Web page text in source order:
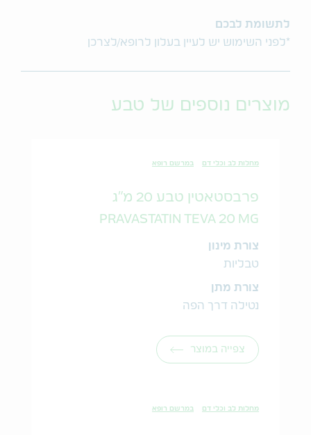
לתשומת לבכם
*לפני השימוש יש לעיין בעלון לרופא/לצרכן
מוצרים נוספים של טבע
מחלות לב וכלי דם במרשם רופא
פרבסטאטין טבע 20 מ"ג
PRAVASTATIN TEVA 20 MG
צורת מינון
טבליות
צורת מתן
נטילה דרך הפה
צפייה במוצר
מחלות לב וכלי דם במרשם רופא